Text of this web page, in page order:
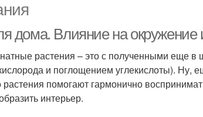
дома. Влияние на окружение
растения – это с полученными еще в
и поглощением углекислоты). Ну,
помогают гармонично
интерьер.